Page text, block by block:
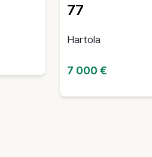
77
Hartola
7 000 €